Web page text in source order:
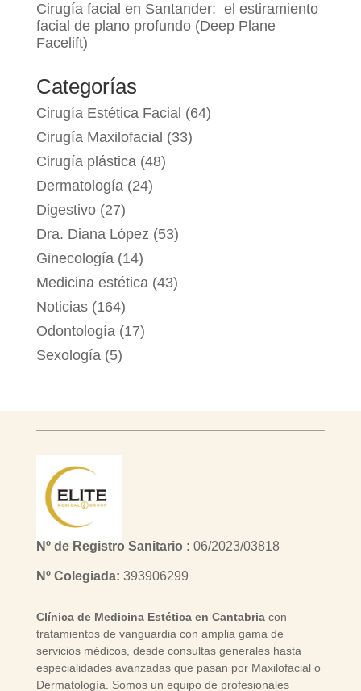
Cirugía facial en Santander: el estiramiento
facial de plano profundo (Deep Plane
Facelift)
Categorías
Cirugía Estética Facial (64)
Cirugía Maxilofacial (33)
Cirugía plástica(48)
Dermatología(24)
Digestivo(27)
Dra. Diana López (53)
Ginecología(14)
Medicina estética(43)
Noticias(164)
Odontología(17)
Sexología(5)
Nº de Registro Sanitario : 06/2023/03818
Nº Colegiada: 393906299
Clínica de Medicina Estética en Cantabriacon
tratamientos de vanguardia con amplia gama de
servicios médicos, desde consultas generales hasta
especialidades avanzadas que pasan por Maxilofacial o
Dermatología. Somos un equipo de profesionales